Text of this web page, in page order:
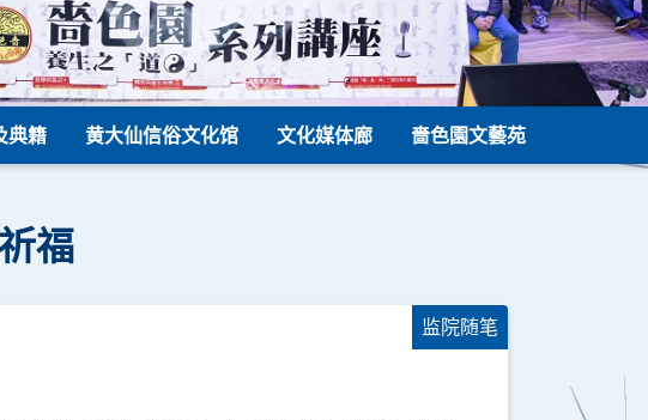
典籍 黄大仙信俗文化馆 文化媒体廊 嗇色園文藝苑
福
监院随笔